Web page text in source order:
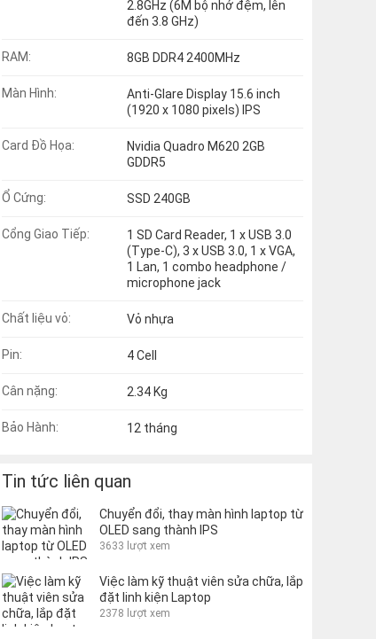
2.8GHz (6M bộ nhớ đệm, lên
đến 3.8 GHz)
RAM: 8GB DDR4 2400MHz
Màn Hình:
Anti-Glare Display 15.6 inch
(1920 x 1080 pixels) IPS
Card Đồ Họa:
Nvidia Quadro M620 2GB
GDDR5
Ổ Cứng: SSD 240GB
Cổng Giao Tiếp:
1 SD Card Reader, 1 x USB 3.0
(Type-C), 3 x USB 3.0, 1 x VGA,
1 Lan, 1 combo headphone /
microphone jack
Chất liệu vỏ: Vỏ nhựa
Pin: 4 Cell
Cân nặng: 2.34 Kg
Bảo Hành: 12 tháng
Tin tức liên quan
Chuyển đổi, thay màn hình laptop từ
OLED sang thành IPS
3633 lượt xem
Việc làm kỹ thuật viên sửa chữa, lắp
đặt linh kiện Laptop
2378 lượt xem